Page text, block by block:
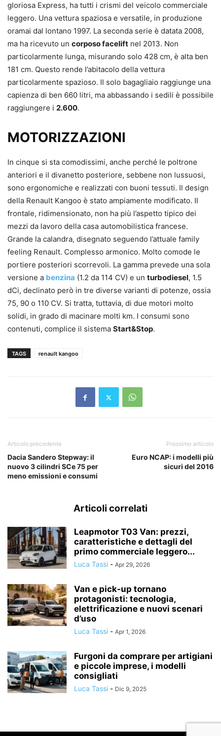
gloriosa Express, ha tutti i crismi del veicolo commerciale
leggero. Una vettura spaziosa e versatile, in produzione
oramai dal lontano 1997. La seconda serie è datata 2008,
ma ha ricevuto un corposo facelift nel 2013. Non
particolarmente lunga, misurando solo 428 cm, è alta ben
181 cm. Questo rende l’abitacolo della vettura
particolarmente spazioso. Il solo bagagliaio raggiunge una
capienza di ben 660 litri, ma abbassando i sedili è possibile
raggiungere i 2.600.
MOTORIZZAZIONI
In cinque si sta comodissimi, anche perché le poltrone
anteriori e il divanetto posteriore, sebbene non lussuosi,
sono ergonomiche e realizzati con buoni tessuti. Il design
della Renault Kangoo è stato ampiamente modificato. Il
frontale, ridimensionato, non ha più l’aspetto tipico dei
mezzi da lavoro della casa automobilistica francese.
Grande la calandra, disegnato seguendo l’attuale family
feeling Renault. Complesso armonico. Molto comode le
portiere posteriori scorrevoli. La gamma prevede una sola
versione a benzina (1.2 da 114 CV) e un turbodiesel, 1.5
dCi, declinato però in tre diverse varianti di potenze, ossia
75, 90 o 110 CV. Si tratta, tuttavia, di due motori molto
solidi, in grado di macinare molti km. I consumi sono
contenuti, complice il sistema Start&Stop.
TAGS renault kangoo
Articolo precedente
Dacia Sandero Stepway: il
nuovo 3 cilindri SCe 75 per
meno emissioni e consumi
Prossimo articolo
Euro NCAP: i modelli più
sicuri del 2016
Articoli correlati
Leapmotor T03 Van: prezzi,
caratteristiche e dettagli del
primo commerciale leggero...
Luca Tassi - Apr 29, 2026
Van e pick-up tornano
protagonisti: tecnologia,
elettrificazione e nuovi scenari
d’uso
Luca Tassi - Apr 1, 2026
Furgoni da comprare per artigiani
e piccole imprese, i modelli
consigliati
Luca Tassi - Dic 9, 2025